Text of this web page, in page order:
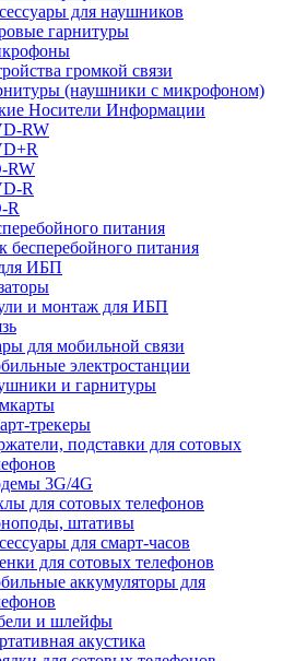
для наушников
гарнитуры
громкой связи
(наушники с микрофоном)
Носители Информации
RW
RW
R
R
питания
бесперебойного питания
ИБП
и монтаж для ИБП
для мобильной связи
электростанции
и гарнитуры
трекеры
подставки для сотовых
3G/4G
для сотовых телефонов
штативы
для смарт-часов
для сотовых телефонов
аккумуляторы для
и шлейфы
акустика